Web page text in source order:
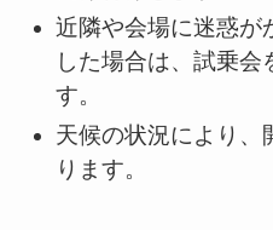
近隣や会場に迷惑が
した場合は、試乗会
す。
天候の状況により、
ります。